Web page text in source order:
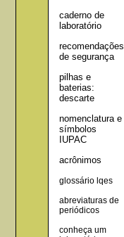
caderno de
laboratório
recomendações
de segurança
pilhas e
baterias:
descarte
nomenclatura e
símbolos
IUPAC
acrônimos
glossário lqes
abreviaturas de
periódicos
conheça um